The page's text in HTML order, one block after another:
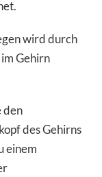
wird durch
Gehirn
den
des Gehirns
einem